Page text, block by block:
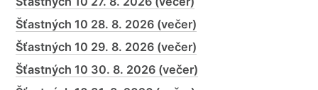
Šťastných 10 28. 8. 2026 (večer)
Šťastných 10 29. 8. 2026 (večer)
Šťastných 10 30. 8. 2026 (večer)